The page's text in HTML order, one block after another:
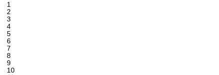
1
2
3
4
5
6
7
8
9
10